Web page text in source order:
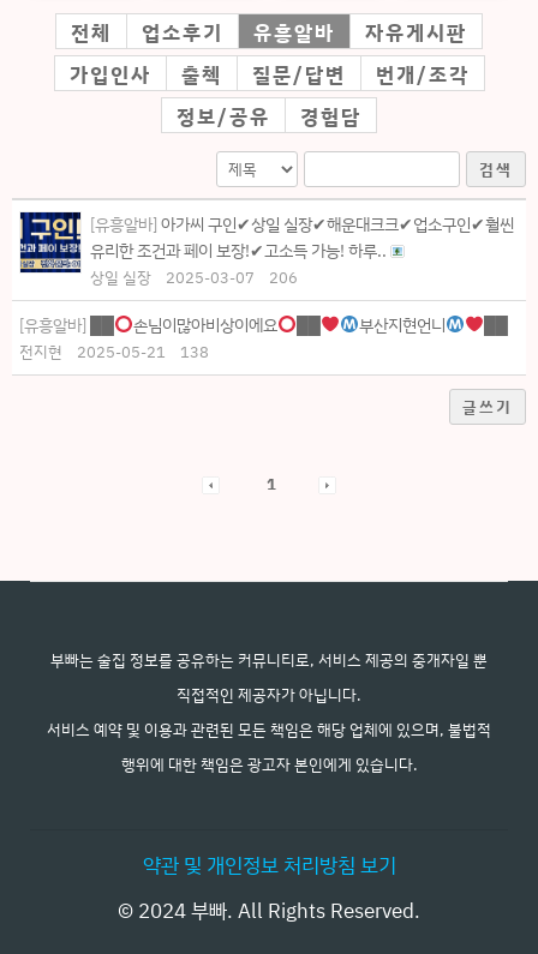
전체 업소후기 유흥알바
자유게시판
가입인사
출첵 질문/답변
번개/조각
정보/공유
경험담
검색
[유흥알바] 아가씨 구인✔상일 실장✔해운대크크✔업소구인✔훨씬
유리한 조건과 페이 보장!✔고소득 가능! 하루..
상일 실장 2025-03-07 206
[유흥알바] 손님이많아비상이에요 부산지현언니
전지현 2025-05-21 138
글쓰기
1
부빠는 술집 정보를 공유하는 커뮤니티로, 서비스 제공의 중개자일 뿐
직접적인 제공자가 아닙니다.
서비스 예약 및 이용과 관련된 모든 책임은 해당 업체에 있으며, 불법적
행위에 대한 책임은 광고자 본인에게 있습니다.
약관 및 개인정보 처리방침 보기
© 2024 부빠. All Rights Reserved.